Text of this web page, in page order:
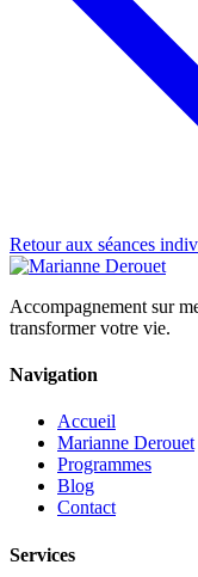
Retour aux séances
Accompagnement sur
transformer votre vie.
Navigation
Accueil
Marianne Derouet
Programmes
Blog
Contact
Services